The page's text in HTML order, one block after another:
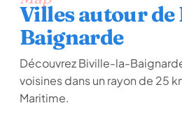
Villes autour
Baignarde
Découvrez Biville-la-
voisines dans un rayon de 25
Maritime.